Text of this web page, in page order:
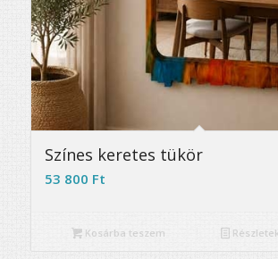
Színes keretes tükör
53 800 Ft
Kosárba teszem